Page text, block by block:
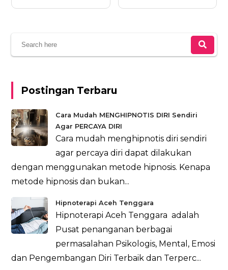
Postingan Terbaru
Cara Mudah MENGHIPNOTIS DIRI Sendiri
Agar PERCAYA DIRI
Cara mudah menghipnotis diri sendiri
agar percaya diri dapat dilakukan
dengan menggunakan metode hipnosis. Kenapa
metode hipnosis dan bukan...
Hipnoterapi Aceh Tenggara
Hipnoterapi Aceh Tenggara adalah
Pusat penanganan berbagai
permasalahan Psikologis, Mental, Emosi
dan Pengembangan Diri Terbaik dan Terperc...